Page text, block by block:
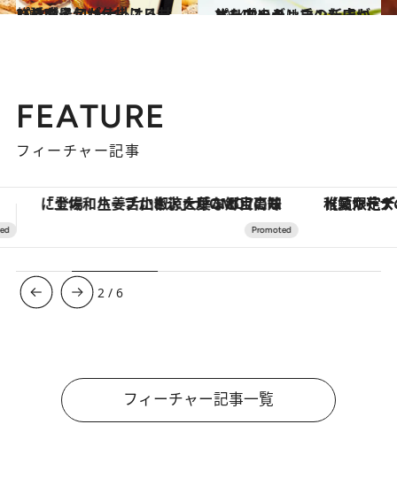
2014.2.7
パリの最旬パティスリーパラダイスが仕掛ける甘い誘惑
旅＆お出かけ 2014.2.6
パリ中のグルマンを虜にしたトゥテン氏の新店がオープン
旅＆お出かけ
FEATURE
フィーチャー記事
【夏限定ディナーコース】旬を迎える稚鮎や花ズッキーニなどをイタリア・トスカーナの郷土料理の手法で満喫！
3 /6
フィーチャー記事一覧